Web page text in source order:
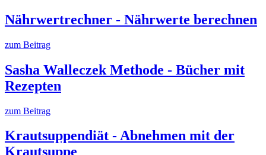
Nährwertrechner - Nährwerte berechnen
zum Beitrag
Sasha Walleczek Methode - Bücher mit
Rezepten
zum Beitrag
Krautsuppendiät - Abnehmen mit der
Krautsuppe